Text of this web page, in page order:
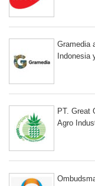
Gramedia
Indonesia
PT. Great
Agro